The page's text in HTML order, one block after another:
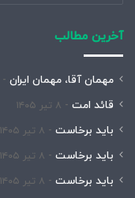
آخرین مطالب
مهمان آقا، مهمان ایران
قائد امت ۸ تیر ۱۴۰۵
باید برخاست ۸ تیر ۱۴۰۵
باید برخاست ۸ تیر ۱۴۰۵
باید برخاست ۸ تیر ۱۴۰۵